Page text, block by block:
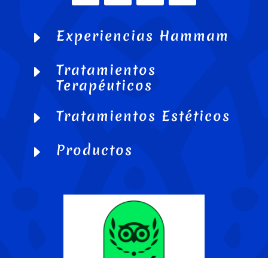
E
Experiencias Hammam
E
Tratamientos
Terapéuticos
E
Tratamientos Estéticos
E
Productos